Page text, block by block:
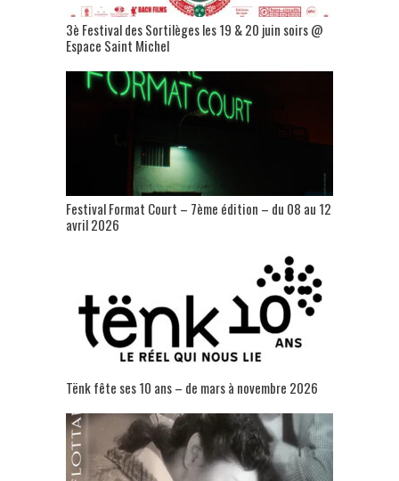
3è Festival des Sortilèges les 19 & 20 juin soirs @
Espace Saint Michel
Festival Format Court – 7ème édition – du 08 au 12
avril 2026
Tënk fête ses 10 ans – de mars à novembre 2026